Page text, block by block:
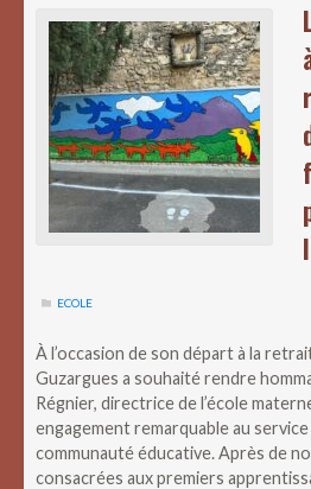
ECOLE
À l’occasion de son départ à la
Guzargues a souhaité rendre
Régnier, directrice de l’école
engagement remarquable au
communauté éducative. Après de
consacrées aux premiers